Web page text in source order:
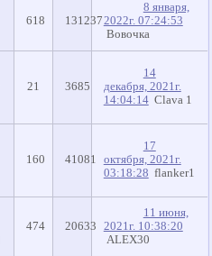
618 131237
8 января,
2022г. 07:24:53
Вовочка
21 3685
14
декабря, 2021г.
14:04:14 Clava 1
160 41081
17
октября, 2021г.
03:18:28 flanker1
474 20633
11 июня,
2021г. 10:38:20
ALEX30